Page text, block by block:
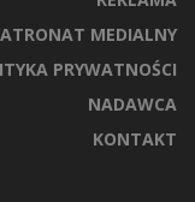
MEDIALNY
PRYWATNOŚCI
NADAWCA
KONTAKT